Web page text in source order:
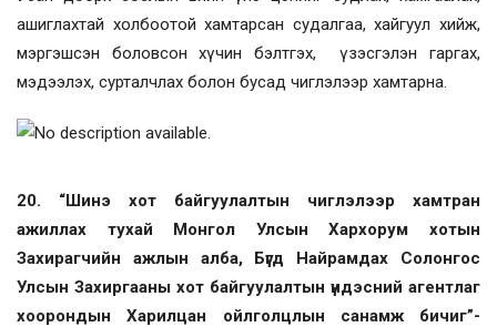
ашиглахтай холбоотой хамтарсан судалгаа, хайгуул хийж,
мэргэшсэн боловсон хүчин бэлтгэх, үзэсгэлэн гаргах,
мэдээлэх, сурталчлах болон бусад чиглэлээр хамтарна.
20. “Шинэ хот байгуулалтын чиглэлээр хамтран
ажиллах тухай Монгол Улсын Хархорум хотын
Захирагчийн ажлын алба, Бүгд Найрамдах Солонгос
Улсын Захиргааны хот байгуулалтын үндэсний агентлаг
хоорондын Харилцан ойлголцлын санамж бичиг”-